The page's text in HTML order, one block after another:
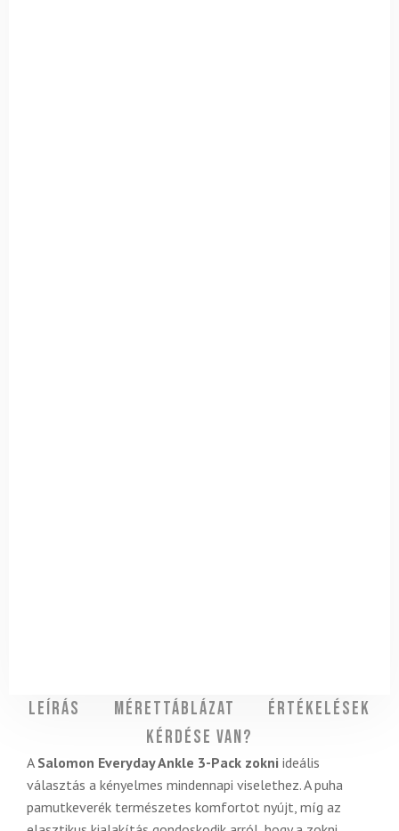
Leírás Mérettáblázat
Értékelések
Kérdése van?
A Salomon Everyday Ankle 3-Pack zokni ideális
választás a kényelmes mindennapi viselethez. A puha
pamutkeverék természetes komfortot nyújt, míg az